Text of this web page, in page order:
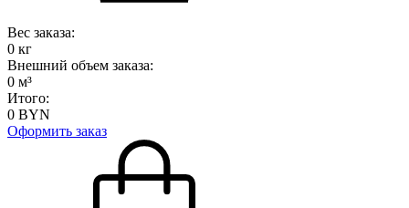
Вес заказа:
0 кг
Внешний объем заказа:
0 м³
Итого:
0 BYN
Оформить заказ